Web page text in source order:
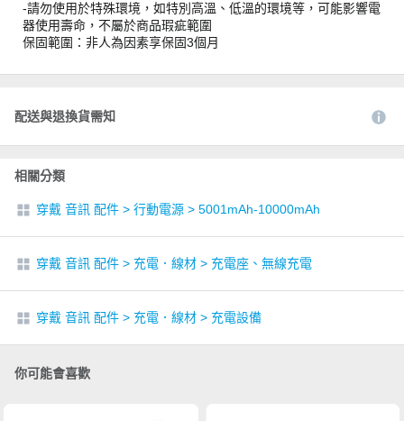
-請勿使用於特殊環境，如特別高溫、低溫的環境等，可能影響電
器使用壽命，不屬於商品瑕疵範圍
保固範圍：非人為因素享保固3個月
配送與退換貨需知
相關分類
穿戴 音訊 配件 > 行動電源 > 5001mAh-10000mAh
穿戴 音訊 配件 > 充電．線材 > 充電座、無線充電
穿戴 音訊 配件 > 充電．線材 > 充電設備
你可能會喜歡